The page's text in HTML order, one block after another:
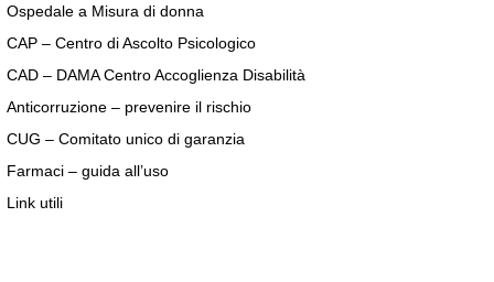
Ospedale a Misura di donna
CAP – Centro di Ascolto Psicologico
CAD – DAMA Centro Accoglienza Disabilità
Anticorruzione – prevenire il rischio
CUG – Comitato unico di garanzia
Farmaci – guida all’uso
Link utili